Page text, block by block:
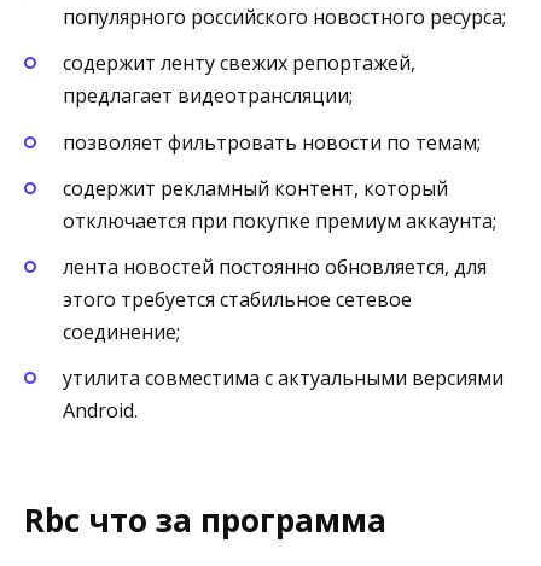
популярного российского новостного ресурса;
содержит ленту свежих репортажей,
предлагает видеотрансляции;
позволяет фильтровать новости по темам;
содержит рекламный контент, который
отключается при покупке премиум аккаунта;
лента новостей постоянно обновляется, для
этого требуется стабильное сетевое
соединение;
утилита совместима с актуальными версиями
Android.
Rbc что за программа